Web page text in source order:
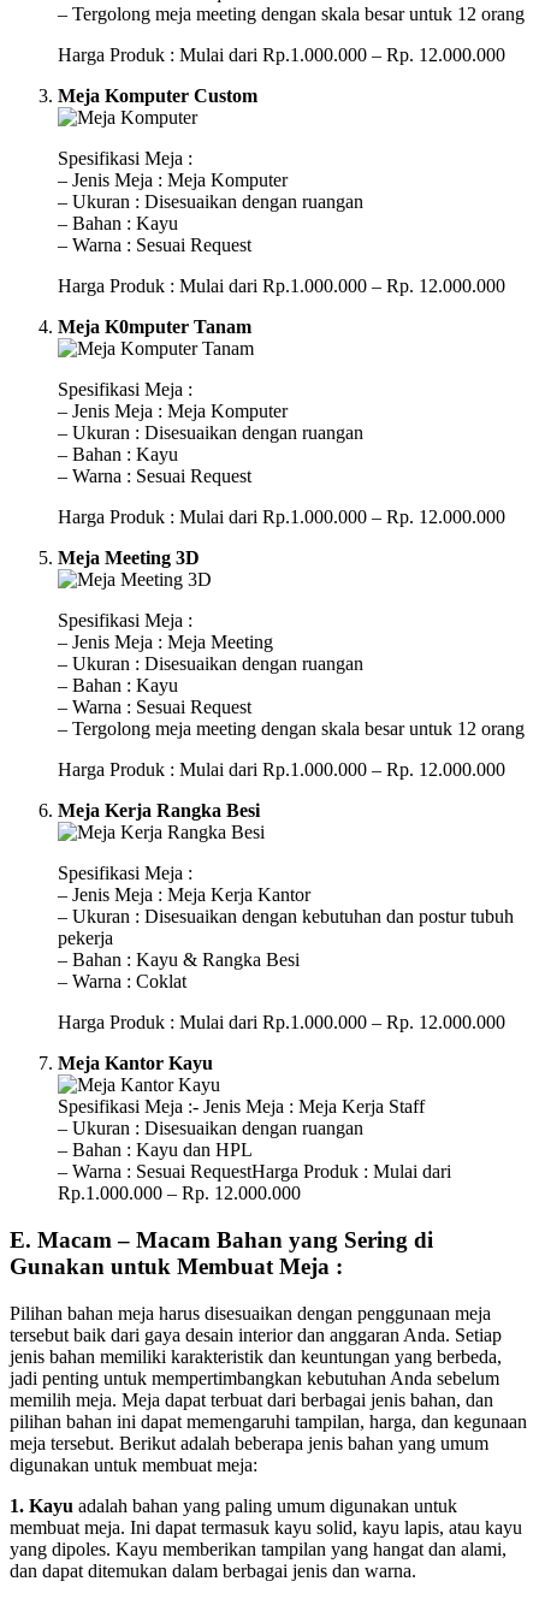
– Tergolong meja meeting dengan skala besar untuk 12 orang
Harga Produk : Mulai dari Rp.1.000.000 – Rp. 12.000.000
Meja Komputer Custom
Spesifikasi Meja :
– Jenis Meja : Meja Komputer
– Ukuran : Disesuaikan dengan ruangan
– Bahan : Kayu
– Warna : Sesuai Request
Harga Produk : Mulai dari Rp.1.000.000 – Rp. 12.000.000
Meja K0mputer Tanam
Spesifikasi Meja :
– Jenis Meja : Meja Komputer
– Ukuran : Disesuaikan dengan ruangan
– Bahan : Kayu
– Warna : Sesuai Request
Harga Produk : Mulai dari Rp.1.000.000 – Rp. 12.000.000
Meja Meeting 3D
Spesifikasi Meja :
– Jenis Meja : Meja Meeting
– Ukuran : Disesuaikan dengan ruangan
– Bahan : Kayu
– Warna : Sesuai Request
– Tergolong meja meeting dengan skala besar untuk 12 orang
Harga Produk : Mulai dari Rp.1.000.000 – Rp. 12.000.000
Meja Kerja Rangka Besi
Spesifikasi Meja :
– Jenis Meja : Meja Kerja Kantor
– Ukuran : Disesuaikan dengan kebutuhan dan postur tubuh
pekerja
– Bahan : Kayu & Rangka Besi
– Warna : Coklat
Harga Produk : Mulai dari Rp.1.000.000 – Rp. 12.000.000
Meja Kantor Kayu
Spesifikasi Meja :- Jenis Meja : Meja Kerja Staff
– Ukuran : Disesuaikan dengan ruangan
– Bahan : Kayu dan HPL
– Warna : Sesuai RequestHarga Produk : Mulai dari
Rp.1.000.000 – Rp. 12.000.000
E. Macam – Macam Bahan yang Sering di
Gunakan untuk Membuat Meja :
Pilihan bahan meja harus disesuaikan dengan penggunaan meja
tersebut baik dari gaya desain interior dan anggaran Anda. Setiap
jenis bahan memiliki karakteristik dan keuntungan yang berbeda,
jadi penting untuk mempertimbangkan kebutuhan Anda sebelum
memilih meja. Meja dapat terbuat dari berbagai jenis bahan, dan
pilihan bahan ini dapat memengaruhi tampilan, harga, dan kegunaan
meja tersebut. Berikut adalah beberapa jenis bahan yang umum
digunakan untuk membuat meja:
1. Kayu adalah bahan yang paling umum digunakan untuk
membuat meja. Ini dapat termasuk kayu solid, kayu lapis, atau kayu
yang dipoles. Kayu memberikan tampilan yang hangat dan alami,
dan dapat ditemukan dalam berbagai jenis dan warna.